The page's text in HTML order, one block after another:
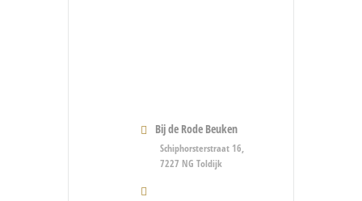
Bij de Rode Beuken
Schiphorsterstraat 16,
7227 NG Toldijk